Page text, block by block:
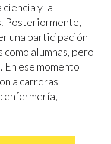
y la
Posteriormente,
una participación
alumnas, pero
ese momento
a carreras
enfermería,